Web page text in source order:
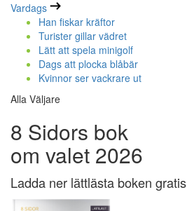
Vardags
Han fiskar kräftor
Turister gillar vädret
Lätt att spela minigolf
Dags att plocka blåbär
Kvinnor ser vackrare ut
Alla Väljare
8 Sidors bok
om valet 2026
Ladda ner lättlästa boken gratis